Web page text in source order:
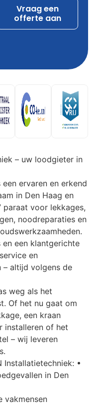
Vraag een
offerte aan
– uw loodgieter in
ervaren en erkend
in Den Haag en
voor lekkages,
noodreparaties en
en een klantgerichte
en
– altijd volgens de
weg als het
Of het nu gaat om
een kraan
installeren of het
– wij leveren
Installatietechniek: •
in Den
vakmensen